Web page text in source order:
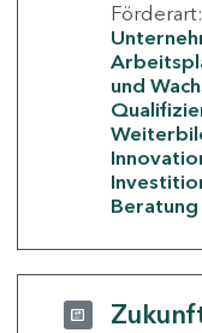
Förderart:
und
Beratung